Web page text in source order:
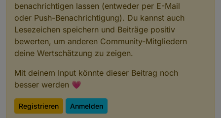
benachrichtigen lassen (entweder per E-Mail
oder Push-Benachrichtigung). Du kannst auch
Lesezeichen speichern und Beiträge positiv
bewerten, um anderen Community-Mitgliedern
deine Wertschätzung zu zeigen.
Mit deinem Input könnte dieser Beitrag noch
besser werden 💗
Registrieren Anmelden